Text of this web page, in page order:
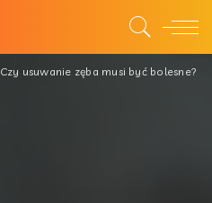
Czy usuwanie zęba musi być bolesne?